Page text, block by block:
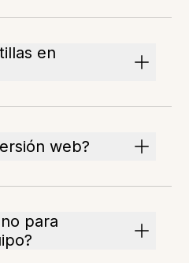
en
web?
para